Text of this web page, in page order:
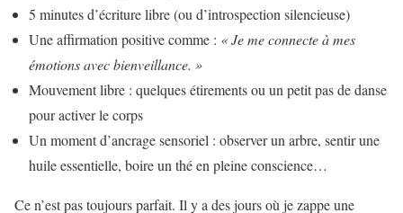
5 minutes d’écriture libre (ou d’introspection silencieuse)
Une affirmation positive comme : « Je me connecte à mes
émotions avec bienveillance. »
Mouvement libre : quelques étirements ou un petit pas de danse
pour activer le corps
Un moment d’ancrage sensoriel : observer un arbre, sentir une
huile essentielle, boire un thé en pleine conscience…
Ce n’est pas toujours parfait. Il y a des jours où je zappe une